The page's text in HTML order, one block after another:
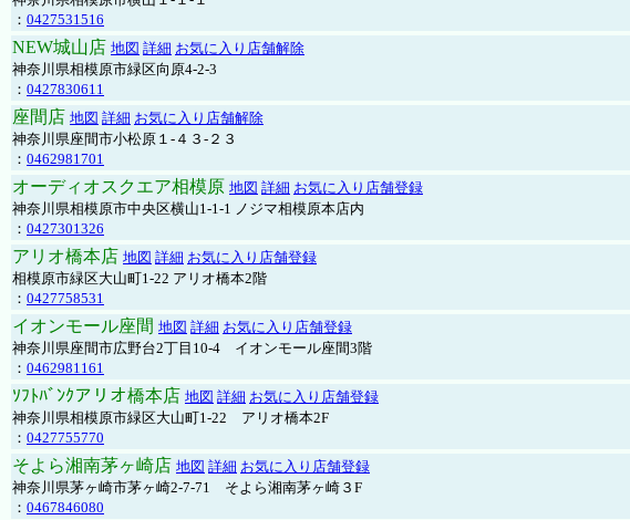
： 0427531516
NEW城山店 地図 詳細 お気に入り店舗解除
神奈川県相模原市緑区向原4-2-3
： 0427830611
座間店 地図 詳細 お気に入り店舗解除
神奈川県座間市小松原１-４３-２３
： 0462981701
オーディオスクエア相模原 地図 詳細 お気に入り店舗登録
神奈川県相模原市中央区横山1-1-1 ノジマ相模原本店内
： 0427301326
アリオ橋本店 地図 詳細 お気に入り店舗登録
相模原市緑区大山町1-22 アリオ橋本2階
： 0427758531
イオンモール座間 地図 詳細 お気に入り店舗登録
神奈川県座間市広野台2丁目10-4 イオンモール座間3階
： 0462981161
ｿﾌﾄﾊﾞﾝｸアリオ橋本店 地図 詳細 お気に入り店舗登録
神奈川県相模原市緑区大山町1-22 アリオ橋本2F
： 0427755770
そよら湘南茅ヶ崎店 地図 詳細 お気に入り店舗登録
神奈川県茅ヶ崎市茅ヶ崎2‐7‐71 そよら湘南茅ヶ崎３F
： 0467846080